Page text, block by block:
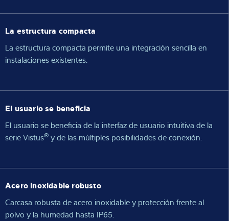
La estructura compacta
La estructura compacta permite una integración sencilla en
instalaciones existentes.
El usuario se beneficia
El usuario se beneficia de la interfaz de usuario intuitiva de la
serie Vistus® y de las múltiples posibilidades de conexión.
Acero inoxidable robusto
Carcasa robusta de acero inoxidable y protección frente al
polvo y la humedad hasta IP65.